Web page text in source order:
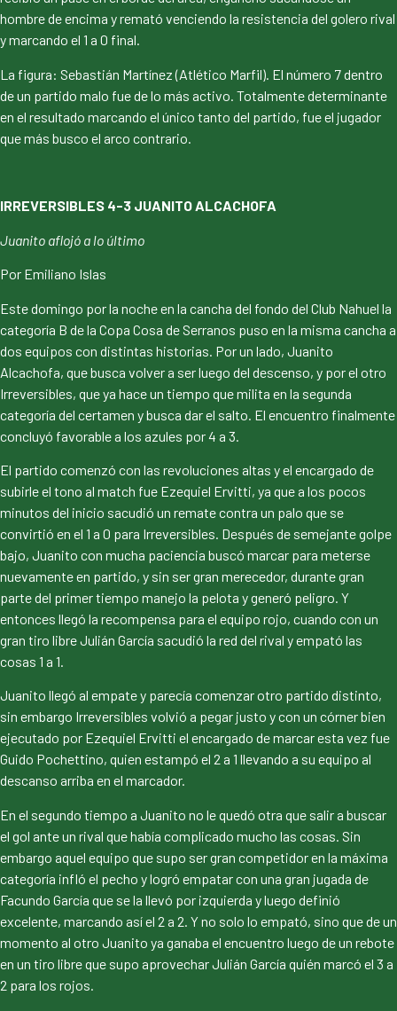
hombre de encima y remató venciendo la resistencia del golero rival
y marcando el 1 a 0 final.
La figura: Sebastián Martínez (Atlético Marfil). El número 7 dentro
de un partido malo fue de lo más activo. Totalmente determinante
en el resultado marcando el único tanto del partido, fue el jugador
que más busco el arco contrario.
IRREVERSIBLES 4-3 JUANITO ALCACHOFA
Juanito aflojó a lo último
Por Emiliano Islas
Este domingo por la noche en la cancha del fondo del Club Nahuel la
categoría B de la Copa Cosa de Serranos puso en la misma cancha a
dos equipos con distintas historias. Por un lado, Juanito
Alcachofa, que busca volver a ser luego del descenso, y por el otro
Irreversibles, que ya hace un tiempo que milita en la segunda
categoría del certamen y busca dar el salto. El encuentro finalmente
concluyó favorable a los azules por 4 a 3.
El partido comenzó con las revoluciones altas y el encargado de
subirle el tono al match fue Ezequiel Ervitti, ya que a los pocos
minutos del inicio sacudió un remate contra un palo que se
convirtió en el 1 a 0 para Irreversibles. Después de semejante golpe
bajo, Juanito con mucha paciencia buscó marcar para meterse
nuevamente en partido, y sin ser gran merecedor, durante gran
parte del primer tiempo manejo la pelota y generó peligro. Y
entonces llegó la recompensa para el equipo rojo, cuando con un
gran tiro libre Julián García sacudió la red del rival y empató las
cosas 1 a 1.
Juanito llegó al empate y parecía comenzar otro partido distinto,
sin embargo Irreversibles volvió a pegar justo y con un córner bien
ejecutado por Ezequiel Ervitti el encargado de marcar esta vez fue
Guido Pochettino, quien estampó el 2 a 1 llevando a su equipo al
descanso arriba en el marcador.
En el segundo tiempo a Juanito no le quedó otra que salir a buscar
el gol ante un rival que había complicado mucho las cosas. Sin
embargo aquel equipo que supo ser gran competidor en la máxima
categoría infló el pecho y logró empatar con una gran jugada de
Facundo García que se la llevó por izquierda y luego definió
excelente, marcando así el 2 a 2. Y no solo lo empató, sino que de un
momento al otro Juanito ya ganaba el encuentro luego de un rebote
en un tiro libre que supo aprovechar Julián García quién marcó el 3 a
2 para los rojos.